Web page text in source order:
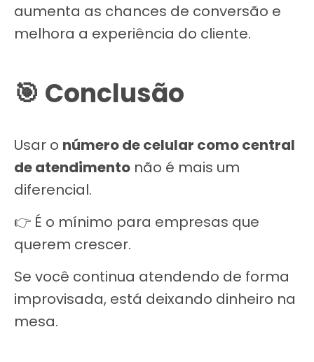
aumenta as chances de conversão e
melhora a experiência do cliente.
🎯 Conclusão
Usar o número de celular como central
de atendimento não é mais um
diferencial.
👉 É o mínimo para empresas que
querem crescer.
Se você continua atendendo de forma
improvisada, está deixando dinheiro na
mesa.